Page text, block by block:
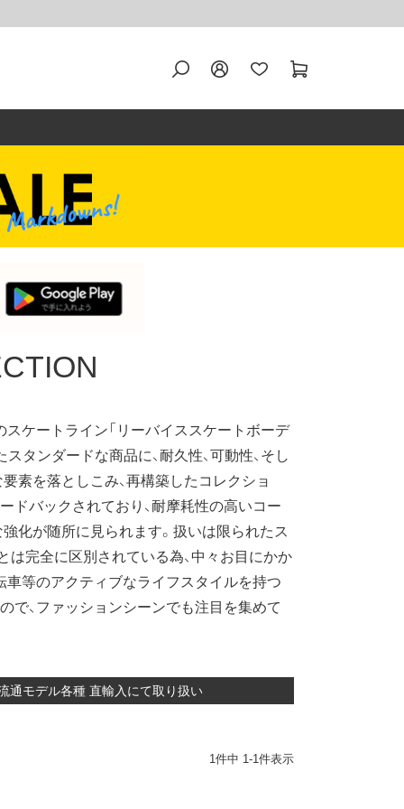
ケートライン「リーバイススケートボーデ
タンダードな商品に、耐久性、可動性、そし
素を落としこみ、再構築したコレクショ
ドバックされており、耐摩耗性の高いコー
化が随所に見られます。扱いは限られたス
は完全に区別されている為、中々お目にかか
車等のアクティブなライフスタイルを持つ
で、ファッションシーンでも注目を集めて
通モデル各種 直輸入にて取り扱い
1件中 1-1件表示